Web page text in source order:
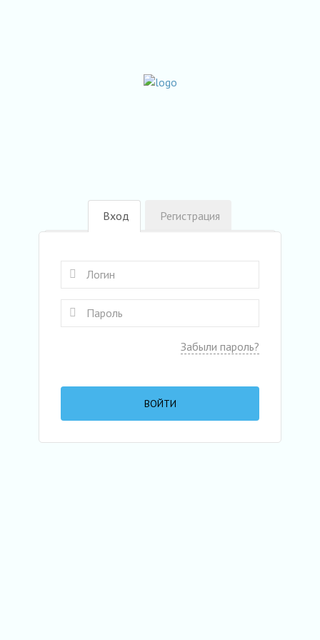
Вход Регистрация
Забыли пароль?
ВОЙТИ